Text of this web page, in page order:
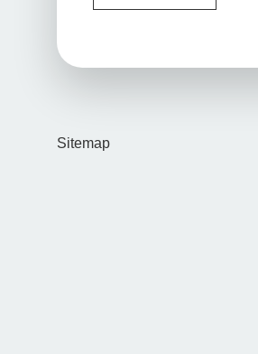
Görünümde
Sitemap